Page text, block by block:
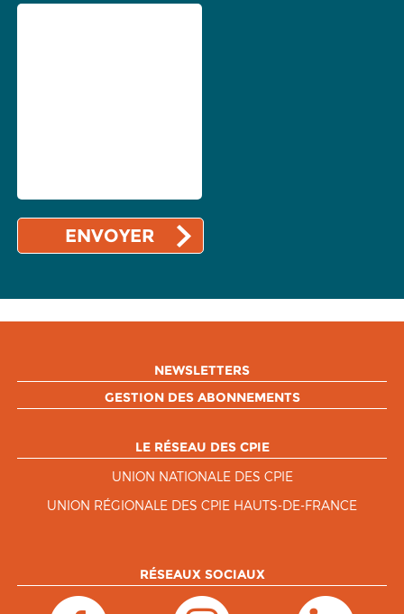
NEWSLETTERS
GESTION DES ABONNEMENTS
LE RÉSEAU DES CPIE
UNION NATIONALE DES CPIE
UNION RÉGIONALE DES CPIE HAUTS-DE-FRANCE
RÉSEAUX SOCIAUX